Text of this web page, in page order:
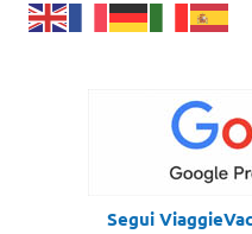
Segui